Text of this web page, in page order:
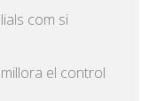
com si
el control